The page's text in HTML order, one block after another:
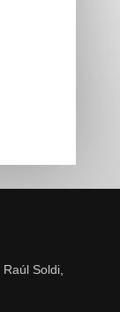
Raúl Soldi,